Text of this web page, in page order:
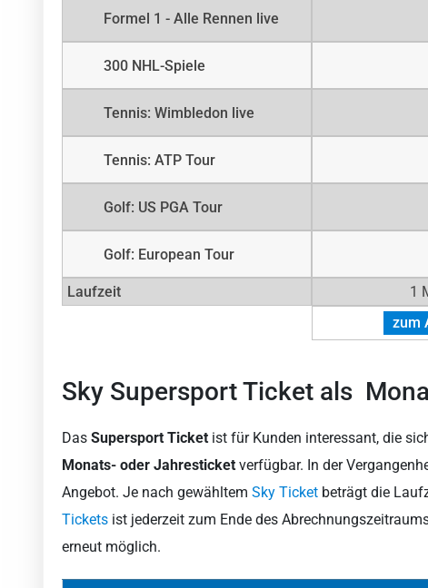
Formel 1 - Alle Rennen live
300 NHL-Spiele
Tennis: Wimbledon live
Tennis: ATP Tour
Golf: US PGA Tour
Golf: European Tour
Laufzeit 1
zum
Sky Supersport Ticket als
Das Supersport Ticket ist für Kunden interessant, die
Monats- oder Jahresticket verfügbar. In der
Angebot. Je nach gewähltem Sky Ticket beträgt die
Tickets ist jederzeit zum Ende des
erneut möglich.